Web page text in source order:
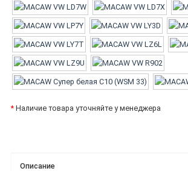
* Наличие товара уточняйте у менеджера
Описание